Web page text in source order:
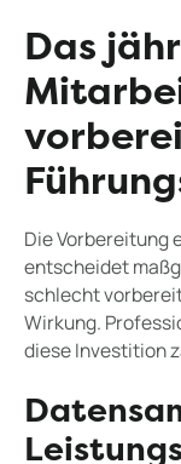
Das
Die Vorbereitung
entscheidet
schlecht
Wirkung.
diese Investition